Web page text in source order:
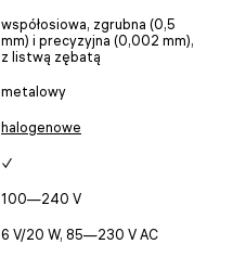
współosiowa, zgrubna (0,5
mm) i precyzyjna (0,002 mm),
z listwą zębatą
metalowy
halogenowe
✓
100—240 V
6 V/20 W, 85—230 V AC